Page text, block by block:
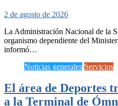
2 de agosto de 2026
La Administración Nacional de la
organismo dependiente del
informó…
Noticias generales Servicios
El área de Deportes
a la Terminal de